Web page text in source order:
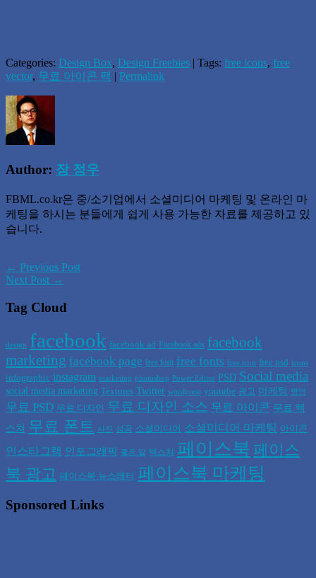
Categories: Design Box, Design Freebies | Tags: free icons, free
vector, 무료 아이콘 팩 | Permalink
Author: 장 정우
FBML.co.kr은 중/소기업에서 소셜미디어 마케팅 및 온라인 마
케팅을 하시는 분들에게 쉽게 사용 가능한 자료를 제공하고 있
습니다.
← Previous Post
Next Post →
Tag Cloud
design facebook facebook ad Facebook ads facebook
marketing facebook page free font free fonts free icon free psd icons
infographic instagram marketing photoshop Power Editor PSD Social media
social media marketing Textures Twitter wordpress youtube 광고 마케팅 명언
무료 PSD 무료 디자인 무료 디자인 소스 무료 아이콘 무료 텍
스쳐 무료 폰트 사진 성공 소셜미디어 소셜미디어 마케팅 아이콘
인스타그램 인포그래픽 좋은 말 텍스쳐 페이스북 페이스
북 광고 페이스북 뉴스레터 페이스북 마케팅
Sponsored Links